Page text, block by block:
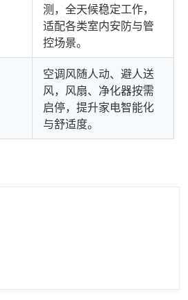
测，全天候稳定工作，
适配各类室内安防与管
控场景。
空调风随人动、避人送
风，风扇、净化器按需
启停，提升家电智能化
与舒适度。